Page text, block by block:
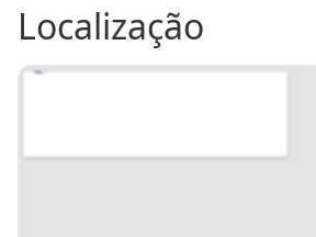
Localização